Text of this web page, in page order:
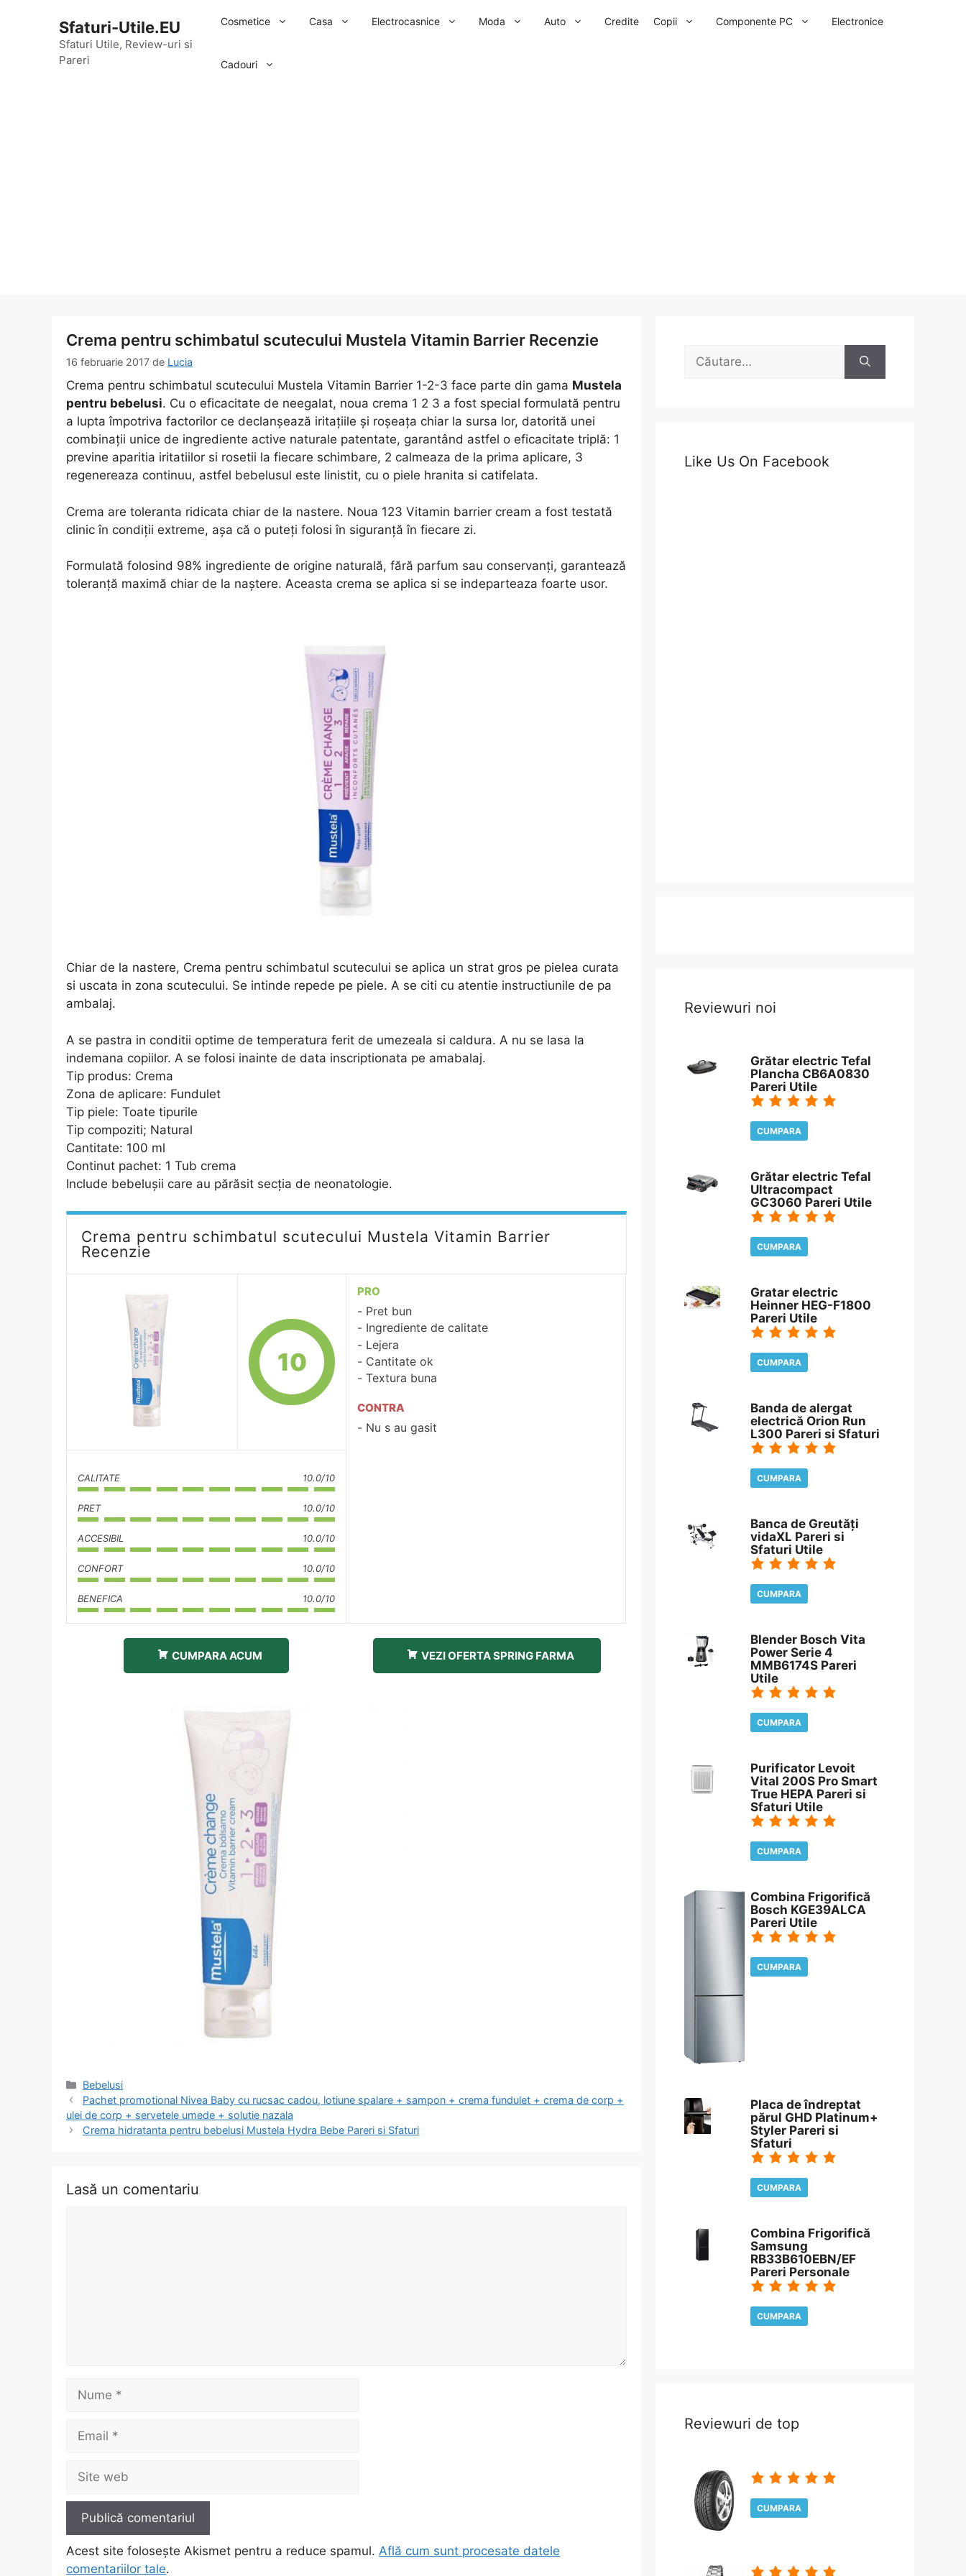
Sfaturi-Utile.EU
Sfaturi Utile, Review-uri si
Pareri
Cosmetice Casa Electrocasnice Moda Auto Credite Copii Componente PC Electronice
Cadouri
Crema pentru schimbatul scutecului Mustela Vitamin Barrier Recenzie
16 februarie 2017 de Lucia
Crema pentru schimbatul scutecului Mustela Vitamin Barrier 1-2-3 face parte din gama Mustela
pentru bebelusi. Cu o eficacitate de neegalat, noua crema 1 2 3 a fost special formulată pentru
a lupta împotriva factorilor ce declanşează iritaţiile şi roşeaţa chiar la sursa lor, datorită unei
combinaţii unice de ingrediente active naturale patentate, garantând astfel o eficacitate triplă: 1
previne aparitia iritatiilor si rosetii la fiecare schimbare, 2 calmeaza de la prima aplicare, 3
regenereaza continuu, astfel bebelusul este linistit, cu o piele hranita si catifelata.
Crema are toleranta ridicata chiar de la nastere. Noua 123 Vitamin barrier cream a fost testată
clinic în condiţii extreme, aşa că o puteţi folosi în siguranţă în fiecare zi.
Formulată folosind 98% ingrediente de origine naturală, fără parfum sau conservanţi, garantează
toleranţă maximă chiar de la naştere. Aceasta crema se aplica si se indeparteaza foarte usor.
Chiar de la nastere, Crema pentru schimbatul scutecului se aplica un strat gros pe pielea curata
si uscata in zona scutecului. Se intinde repede pe piele. A se citi cu atentie instructiunile de pa
ambalaj.
A se pastra in conditii optime de temperatura ferit de umezeala si caldura. A nu se lasa la
indemana copiilor. A se folosi inainte de data inscriptionata pe amabalaj.
Tip produs: Crema
Zona de aplicare: Fundulet
Tip piele: Toate tipurile
Tip compoziti; Natural
Cantitate: 100 ml
Continut pachet: 1 Tub crema
Include bebeluşii care au părăsit secţia de neonatologie.
Crema pentru schimbatul scutecului Mustela Vitamin Barrier
Recenzie
10
CALITATE 10.0/10
PRET 10.0/10
ACCESIBIL 10.0/10
CONFORT 10.0/10
BENEFICA 10.0/10
PRO
Pret bun
Ingrediente de calitate
Lejera
Cantitate ok
Textura buna
CONTRA
Nu s au gasit
CUMPARA ACUM VEZI OFERTA SPRING FARMA
Categorii
Bebelusi
Navigare
în
articol
Pachet promotional Nivea Baby cu rucsac cadou, lotiune spalare + sampon + crema fundulet + crema de corp +
ulei de corp + servetele umede + solutie nazala
Crema hidratanta pentru bebelusi Mustela Hydra Bebe Pareri si Sfaturi
Lasă un comentariu
Nume
Email
Site
web
Acest site folosește Akismet pentru a reduce spamul. Află cum sunt procesate datele
comentariilor tale.
Caută
Like Us On Facebook
Reviewuri noi
Grătar electric Tefal
Plancha CB6A0830
Pareri Utile
CUMPARA
Grătar electric Tefal
Ultracompact
GC3060 Pareri Utile
CUMPARA
Gratar electric
Heinner HEG-F1800
Pareri Utile
CUMPARA
Banda de alergat
electrică Orion Run
L300 Pareri si Sfaturi
CUMPARA
Banca de Greutăți
vidaXL Pareri si
Sfaturi Utile
CUMPARA
Blender Bosch Vita
Power Serie 4
MMB6174S Pareri
Utile
CUMPARA
Purificator Levoit
Vital 200S Pro Smart
True HEPA Pareri si
Sfaturi Utile
CUMPARA
Combina Frigorifică
Bosch KGE39ALCA
Pareri Utile
CUMPARA
Placa de îndreptat
părul GHD Platinum+
Styler Pareri si
Sfaturi
CUMPARA
Combina Frigorifică
Samsung
RB33B610EBN/EF
Pareri Personale
CUMPARA
Reviewuri de top
CUMPARA